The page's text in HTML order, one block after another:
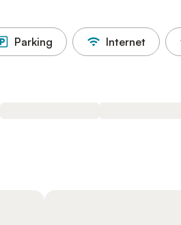
Parking Internet